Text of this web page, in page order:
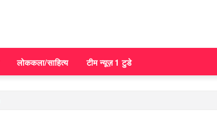
लोककला/साहित्य टीम न्यूज़ 1 टुडे